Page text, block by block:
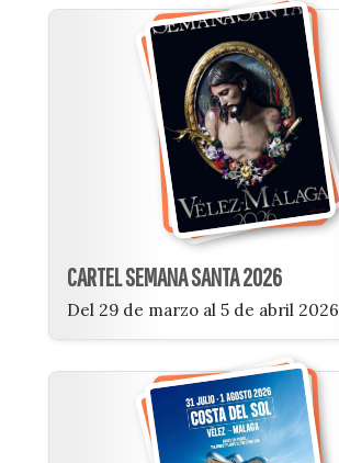
CARTEL SEMANA SANTA 2026
Del 29 de marzo al 5 de abril 2026